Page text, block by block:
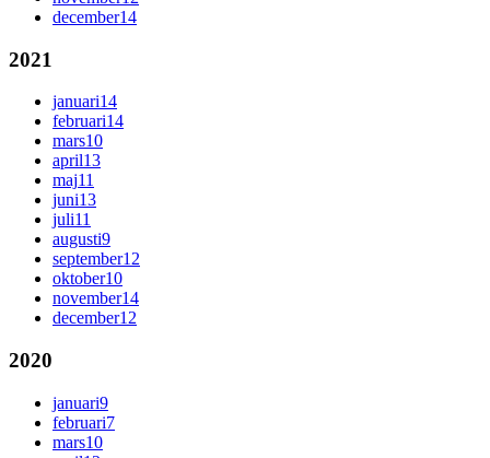
december14
2021
januari14
februari14
mars10
april13
maj11
juni13
juli11
augusti9
september12
oktober10
november14
december12
2020
januari9
februari7
mars10